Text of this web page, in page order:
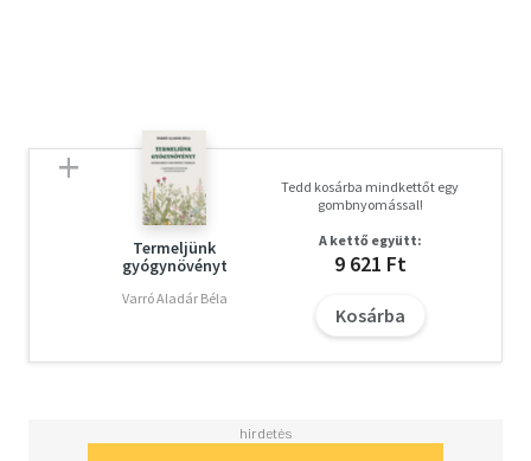
javasolt.
Olvasd el mások véleményét is!
Termeljünk
gyógynövényt
Varró Aladár Béla
Tedd kosárba mindkettőt egy
gombnyomással!
A kettő együtt:
9 621 Ft
Kosárba